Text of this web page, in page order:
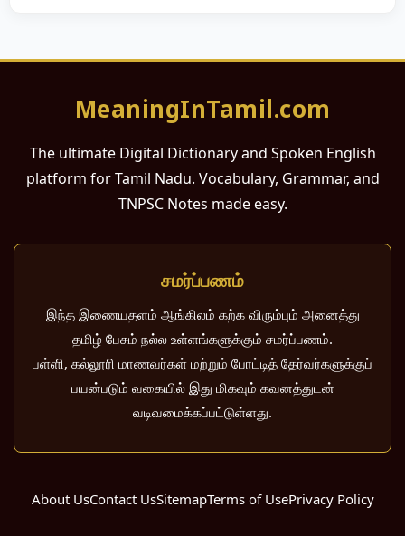
MeaningInTamil.com
The ultimate Digital Dictionary and Spoken English
platform for Tamil Nadu. Vocabulary, Grammar, and
TNPSC Notes made easy.
சமர்ப்பணம்
இந்த இணையதளம் ஆங்கிலம் கற்க விரும்பும் அனைத்து
தமிழ் பேசும் நல்ல உள்ளங்களுக்கும் சமர்ப்பணம்.
பள்ளி, கல்லூரி மாணவர்கள் மற்றும் போட்டித் தேர்வர்களுக்குப்
பயன்படும் வகையில் இது மிகவும் கவனத்துடன்
வடிவமைக்கப்பட்டுள்ளது.
About UsContact UsSitemapTerms of UsePrivacy Policy